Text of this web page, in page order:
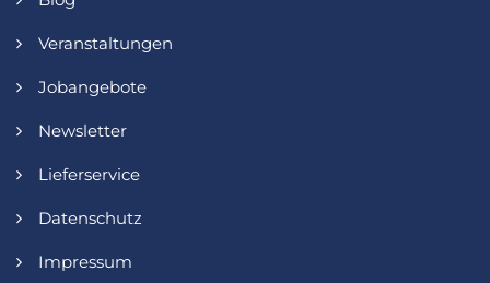
Veranstaltungen
Jobangebote
Newsletter
Lieferservice
Datenschutz
Impressum